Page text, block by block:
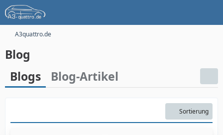
A3quattro.de
Blog
Blogs
Blog-Artikel
Sortierung